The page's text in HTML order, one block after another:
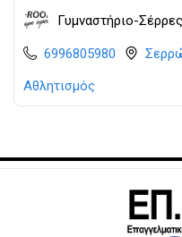
Γυμναστήριο-
6996805980
Αθλητισμός